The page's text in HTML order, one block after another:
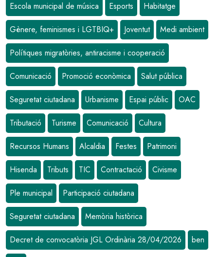
Escola municipal de música Esports Habitatge
Gènere, feminismes i LGTBIQ+ Joventut Medi ambient
Polítiques migratòries, antiracisme i cooperació
Comunicació Promoció econòmica Salut pública
Seguretat ciutadana Urbanisme Espai públic OAC
Tributació Turisme Comunicació Cultura
Recursos Humans Alcaldia Festes Patrimoni
Hisenda Tributs TIC Contractació Civisme
Ple municipal Participació ciutadana
Seguretat ciutadana Memòria històrica
Decret de convocatòria JGL Ordinària 28/04/2026 ben